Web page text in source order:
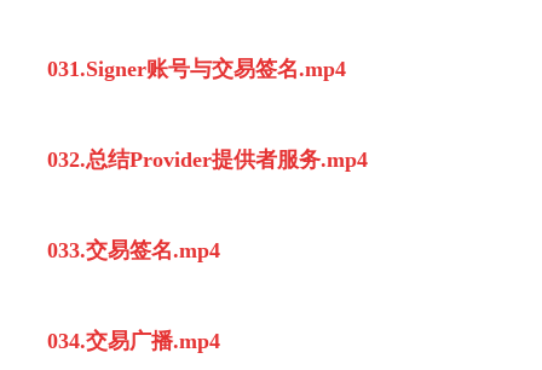
031.Signer账号与交易签名.mp4
032.总结Provider提供者服务.mp4
033.交易签名.mp4
034.交易广播.mp4